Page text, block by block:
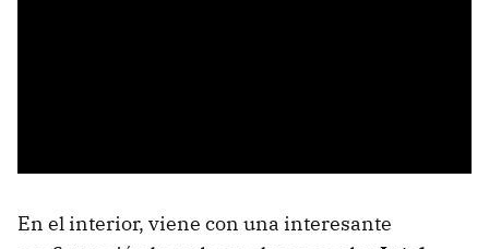
En el interior, viene con una interesante